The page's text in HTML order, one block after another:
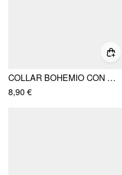
COLLAR BOHEMIO CON CUENTAS
8,90 €